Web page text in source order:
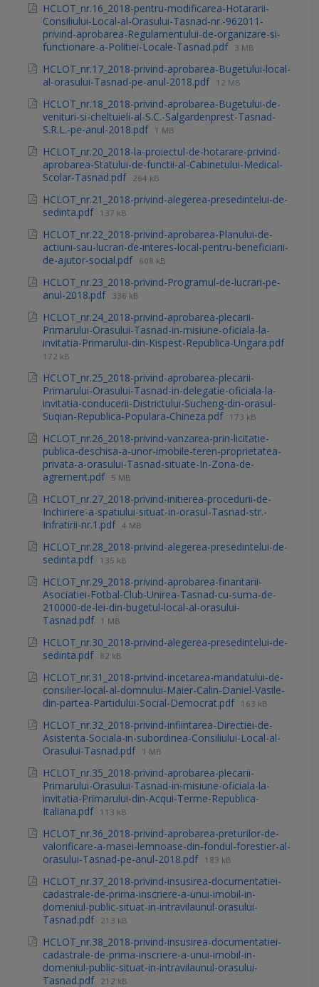
HCLOT_nr.16_2018-pentru-modificarea-Hotararii-
Consiliului-Local-al-Orasului-Tasnad-nr.-962011-
privind-aprobarea-Regulamentului-de-organizare-si-
functionare-a-Politiei-Locale-Tasnad.pdf 3 MB
HCLOT_nr.17_2018-privind-aprobarea-Bugetului-local-
al-orasului-Tasnad-pe-anul-2018.pdf 12 MB
HCLOT_nr.18_2018-privind-aprobarea-Bugetului-de-
venituri-si-cheltuieli-al-S.C.-Salgardenprest-Tasnad-
S.R.L.-pe-anul-2018.pdf 1 MB
HCLOT_nr.20_2018-la-proiectul-de-hotarare-privind-
aprobarea-Statului-de-functii-al-Cabinetului-Medical-
Scolar-Tasnad.pdf 264 kB
HCLOT_nr.21_2018-privind-alegerea-presedintelui-de-
sedinta.pdf 137 kB
HCLOT_nr.22_2018-privind-aprobarea-Planului-de-
actiuni-sau-lucrari-de-interes-local-pentru-beneficiarii-
de-ajutor-social.pdf 608 kB
HCLOT_nr.23_2018-privind-Programul-de-lucrari-pe-
anul-2018.pdf 336 kB
HCLOT_nr.24_2018-privind-aprobarea-plecarii-
Primarului-Orasului-Tasnad-in-misiune-oficiala-la-
invitatia-Primarului-din-Kispest-Republica-Ungara.pdf
172 kB
HCLOT_nr.25_2018-privind-aprobarea-plecarii-
Primarului-Orasului-Tasnad-in-delegatie-oficiala-la-
invitatia-conducerii-Districtului-Sucheng-din-orasul-
Suqian-Republica-Populara-Chineza.pdf 173 kB
HCLOT_nr.26_2018-privind-vanzarea-prin-licitatie-
publica-deschisa-a-unor-imobile-teren-proprietatea-
privata-a-orasului-Tasnad-situate-In-Zona-de-
agrement.pdf 5 MB
HCLOT_nr.27_2018-privind-initierea-procedurii-de-
Inchiriere-a-spatiului-situat-in-orasul-Tasnad-str.-
Infratirii-nr.1.pdf 4 MB
HCLOT_nr.28_2018-privind-alegerea-presedintelui-de-
sedinta.pdf 135 kB
HCLOT_nr.29_2018-privind-aprobarea-finantarii-
Asociatiei-Fotbal-Club-Unirea-Tasnad-cu-suma-de-
210000-de-lei-din-bugetul-local-al-orasului-
Tasnad.pdf 1 MB
HCLOT_nr.30_2018-privind-alegerea-presedintelui-de-
sedinta.pdf 82 kB
HCLOT_nr.31_2018-privind-incetarea-mandatului-de-
consilier-local-al-domnului-Maier-Calin-Daniel-Vasile-
din-partea-Partidului-Social-Democrat.pdf 163 kB
HCLOT_nr.32_2018-privind-infiintarea-Directiei-de-
Asistenta-Sociala-in-subordinea-Consiliului-Local-al-
Orasului-Tasnad.pdf 1 MB
HCLOT_nr.35_2018-privind-aprobarea-plecarii-
Primarului-Orasului-Tasnad-in-misiune-oficiala-la-
invitatia-Primarului-din-Acqui-Terme-Republica-
Italiana.pdf 113 kB
HCLOT_nr.36_2018-privind-aprobarea-preturilor-de-
valorificare-a-masei-lemnoase-din-fondul-forestier-al-
orasului-Tasnad-pe-anul-2018.pdf 183 kB
HCLOT_nr.37_2018-privind-insusirea-documentatiei-
cadastrale-de-prima-inscriere-a-unui-imobil-in-
domeniul-public-situat-in-intravilaunul-orasului-
Tasnad.pdf 213 kB
HCLOT_nr.38_2018-privind-insusirea-documentatiei-
cadastrale-de-prima-inscriere-a-unui-imobil-in-
domeniul-public-situat-in-intravilaunul-orasului-
Tasnad.pdf 212 kB